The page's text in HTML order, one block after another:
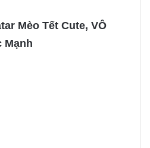
Mèo Tết Cute, VÔ
Mạnh